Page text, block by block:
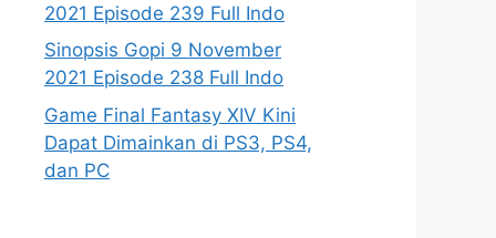
2021 Episode 239 Full Indo
Sinopsis Gopi 9 November
2021 Episode 238 Full Indo
Game Final Fantasy XIV Kini
Dapat Dimainkan di PS3, PS4,
dan PC